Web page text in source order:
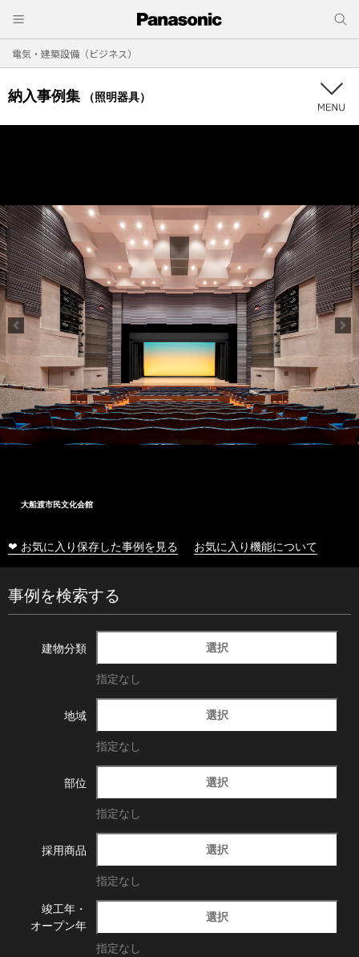
電気・建築設備（ビジネス）
納入事例集 （照明器具）
大船渡市民文化会館
❤ お気に入り保存した事例を見る お気に入り機能について
事例を検索する
建物分類 選択
指定なし
地域 選択
指定なし
部位 選択
指定なし
採用商品 選択
指定なし
竣工年・
オープン年
選択
指定なし